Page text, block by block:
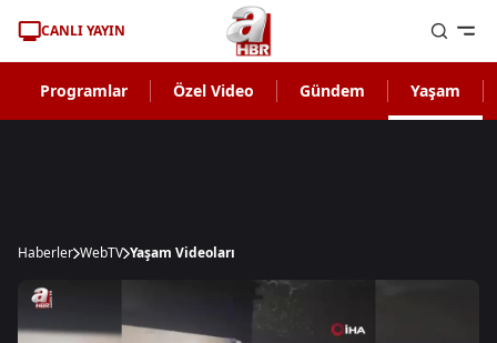
CANLI YAYIN
Programlar Özel Video Gündem Yaşam
Haberler WebTV Yaşam Videoları